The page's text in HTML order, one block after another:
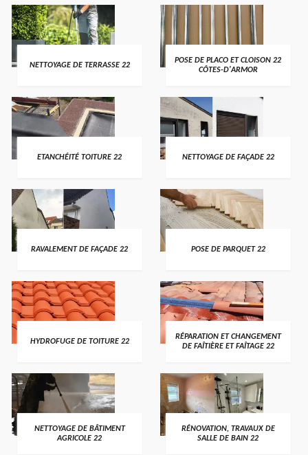
NETTOYAGE DE TERRASSE 22
POSE DE PLACO ET CLOISON 22
CÔTES-D'ARMOR
ETANCHÉITÉ TOITURE 22 NETTOYAGE DE FAÇADE 22
RAVALEMENT DE FAÇADE 22 POSE DE PARQUET 22
HYDROFUGE DE TOITURE 22
RÉPARATION ET CHANGEMENT
DE FAÎTIÈRE ET FAÎTAGE 22
NETTOYAGE DE BÂTIMENT
AGRICOLE 22
RÉNOVATION, TRAVAUX DE
SALLE DE BAIN 22